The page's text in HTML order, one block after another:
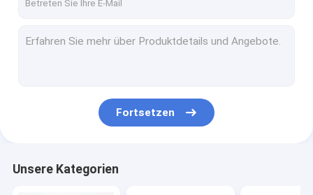
Werksbesichtigung
Bitte um ein Angebot
Fortsetzen
Unsere Kategorien